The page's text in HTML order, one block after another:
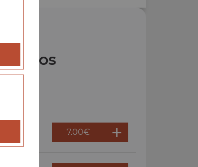
Tacos
7.00€